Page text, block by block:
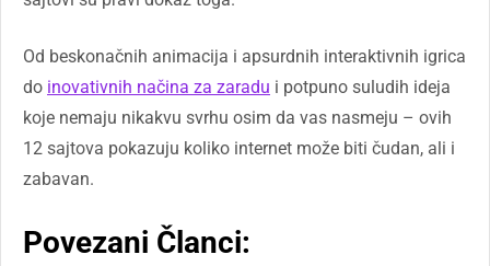
Od beskonačnih animacija i apsurdnih interaktivnih igrica
do inovativnih načina za zaradu i potpuno suludih ideja
koje nemaju nikakvu svrhu osim da vas nasmeju – ovih
12 sajtova pokazuju koliko internet može biti čudan, ali i
zabavan.
Povezani Članci: